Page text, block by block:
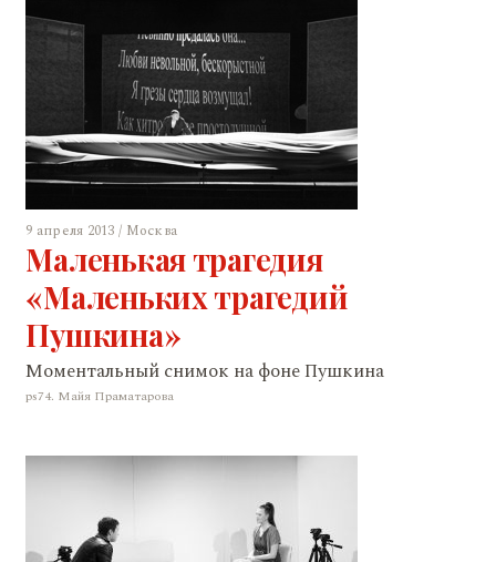
9 апреля 2013 / Москва
Маленькая трагедия
«Маленьких трагедий
Пушкина»
Моментальный снимок на фоне Пушкина
ps74. Майя Праматарова